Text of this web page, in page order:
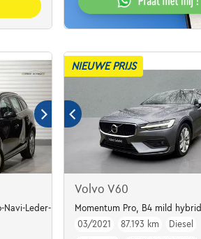
Leder-PDC-Garantie
NIEUWE PRIJS
Volvo V60
Momentum Pro, B4 mild hybrid
03/2021
87.193 km
Diesel